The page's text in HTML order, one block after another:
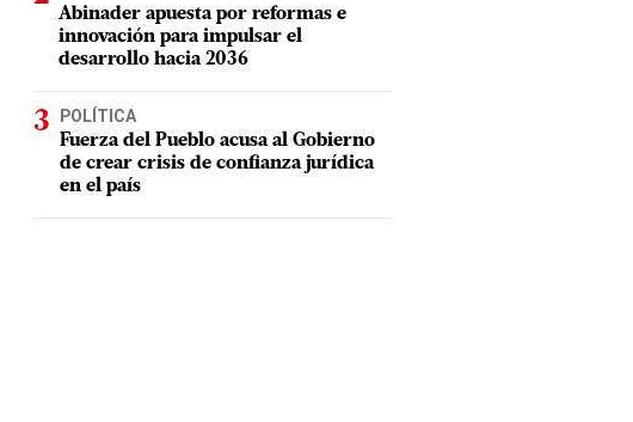
Abinader apuesta por reformas e
innovación para impulsar el
desarrollo hacia 2036
POLÍTICA
Fuerza del Pueblo acusa al Gobierno
de crear crisis de confianza jurídica
en el país